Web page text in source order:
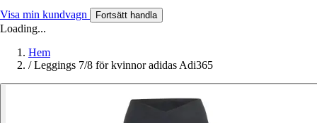
Visa min kundvagn Fortsätt handla
Loading...
Hem
/ Leggings 7/8 för kvinnor adidas Adi365